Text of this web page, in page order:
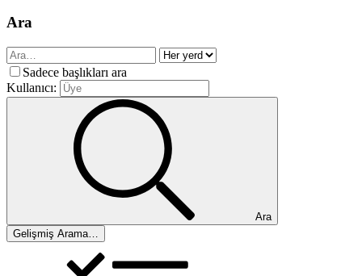
Ara
Sadece başlıkları ara
Kullanıcı:
Ara
Gelişmiş Arama…